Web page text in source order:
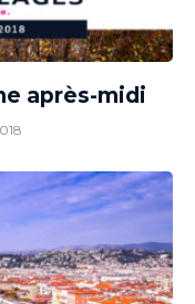
après-midi